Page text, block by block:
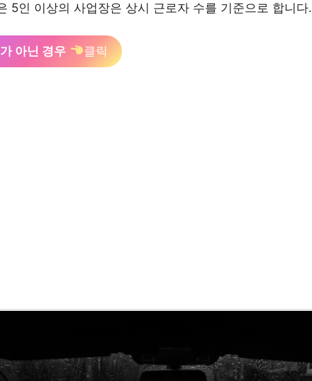
5인 이상의 사업장은 상시 근로자 수를 기준으로 합니다.
아닌 경우 클릭